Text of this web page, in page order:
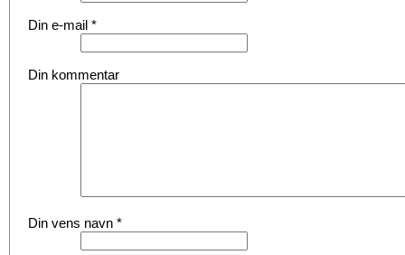
Din e-mail *
Din kommentar
Din vens navn *